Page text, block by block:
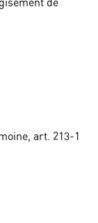
art. 213-1